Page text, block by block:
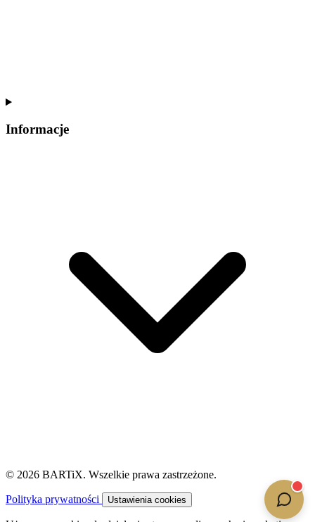
Informacje
© 2026 BARTiX. Wszelkie prawa zastrzeżone.
Polityka prywatności Ustawienia cookies